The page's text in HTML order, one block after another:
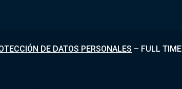
DE DATOS PERSONALES – FULL TIME